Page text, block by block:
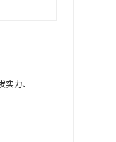
力、